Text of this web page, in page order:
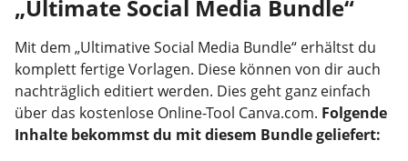
„Ultimate Social Media Bundle“
Mit dem „Ultimative Social Media Bundle“ erhältst du
komplett fertige Vorlagen. Diese können von dir auch
nachträglich editiert werden. Dies geht ganz einfach
über das kostenlose Online-Tool Canva.com. Folgende
Inhalte bekommst du mit diesem Bundle geliefert: